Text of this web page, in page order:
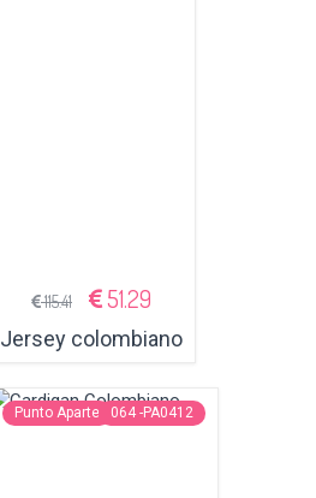
115.41 51.29
Jersey colombiano
Punto Aparte 064 -PA0412